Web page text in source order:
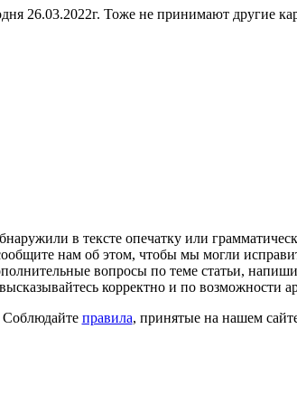
26.03.2022г. Тоже не принимают другие
в тексте опечатку или
нам об этом, чтобы мы могли
вопросы по теме статьи,
корректно и по возможности
Соблюдайте правила, принятые на нашем